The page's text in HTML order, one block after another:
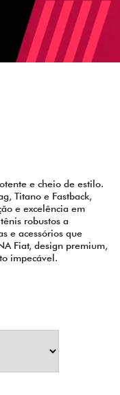
e cheio de estilo.
Titano e Fastback,
e excelência em
robustos a
e acessórios que
Fiat, design premium,
impecável.